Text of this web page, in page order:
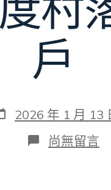
村
戶
2026 年 1 月 13
在
〈云
尚無留言